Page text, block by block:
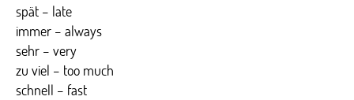
spät – late
immer – always
sehr – very
zu viel – too much
schnell – fast